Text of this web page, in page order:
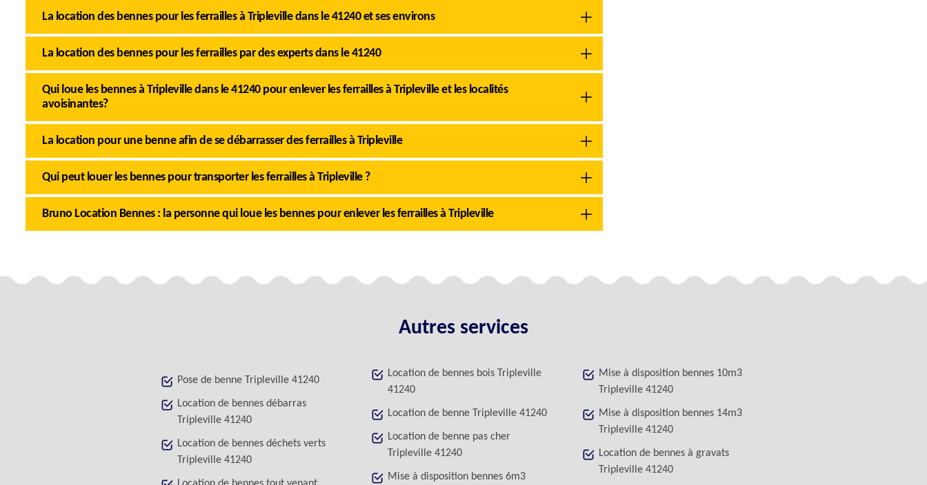
La location des bennes pour les ferrailles à Tripleville dans le 41240 et ses environs
La location des bennes pour les ferrailles par des experts dans le 41240
Qui loue les bennes à Tripleville dans le 41240 pour enlever les ferrailles à Tripleville et les localités
avoisinantes?
La location pour une benne afin de se débarrasser des ferrailles à Tripleville
Qui peut louer les bennes pour transporter les ferrailles à Tripleville ?
Bruno Location Bennes : la personne qui loue les bennes pour enlever les ferrailles à Tripleville
Autres services
Pose de benne Tripleville 41240
Location de bennes débarras
Tripleville 41240
Location de bennes déchets verts
Tripleville 41240
Location de bennes bois Tripleville
41240
Location de benne Tripleville 41240
Location de benne pas cher
Tripleville 41240
Mise à disposition bennes 6m3
Mise à disposition bennes 10m3
Tripleville 41240
Mise à disposition bennes 14m3
Tripleville 41240
Location de bennes à gravats
Tripleville 41240